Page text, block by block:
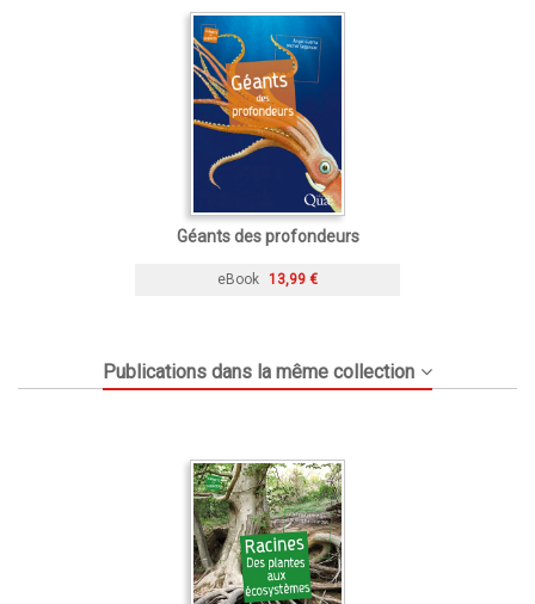
Géants des profondeurs
eBook 13,99 €
Publications dans la même collection